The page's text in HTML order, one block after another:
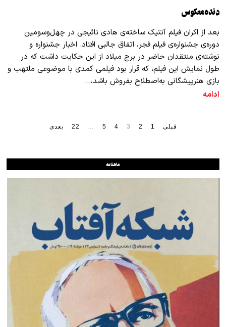
دنده‌معکوس
بعد از اکران فیلم آنتیک ساخته‌ی هادی نائیجی در چهل‌وسومین
دوره‌ی جشنواره‌ی فیلم فجر، اتفاق جالبی افتاد. اخبار جشنواره و
نوشته‌‌ی منتقدان حاضر در برج میلاد از این حکایت داشت که در
طول نمایش این فیلم، که قرار بود فیلمی کمدی با موضوعی ملتهب و
بازی هنرپیشگانی به‌اصطلاح بفروش باشد،…
ادامه
قبلی 1
2
3
4
5
22 بعدی
ماهنامه